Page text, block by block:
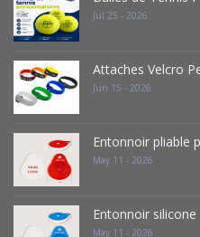
Jul 25 - 2026
Attaches Velcro
Jun 15 - 2026
Entonnoir pliable
May 11 - 2026
Entonnoir silicone
May 11 - 2026